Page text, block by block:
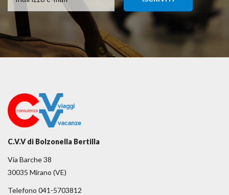
C.V.V di Bolzonella Bertilla
Via Barche 38
30035 Mirano (VE)
Telefono 041-5703812